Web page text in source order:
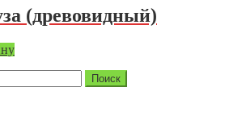
(древовидный)